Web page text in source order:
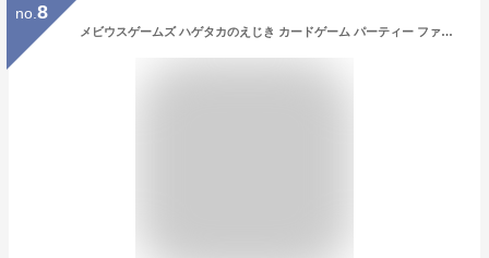
no. 8
メビウスゲームズ ハゲタカのえじき カードゲーム パーティー ファミリー イベント 年齢：７歳～ 人数：２～６人 時間 約15分